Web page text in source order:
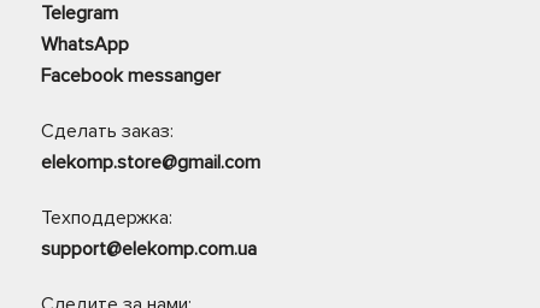
Telegram
WhatsApp
Facebook messanger
Сделать заказ:
elekomp.store@gmail.com
Техподдержка:
support@elekomp.com.ua